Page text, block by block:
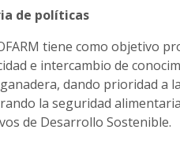
de políticas
tiene como objetivo
e intercambio de
dando prioridad a
la seguridad
de Desarrollo Sostenible.